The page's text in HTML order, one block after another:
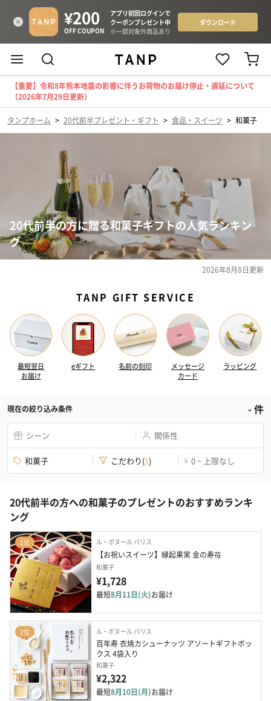
【重要】令和8年熊本地震の影響に伴うお荷物のお届け停止・遅延について
（2026年7月29日更新）
タンプホーム > 20代前半プレゼント・ギフト > 食品・スイーツ > 和菓子
20代前半の方に贈る和菓子ギフトの人気ランキン
グ
2026年8月8日更新
TANP GIFT SERVICE
最短翌日
お届け
eギフト 名前の刻印
メッセージ
カード
ラッピング
現在の絞り込み条件 -件
シーン 関係性
和菓子 こだわり(1) ¥ 0 ~ 上限なし
20代前半の方への和菓子のプレゼントのおすすめランキ
ング
1位 ル・ボヌール パリス
【お祝いスイーツ】縁起果実 金の寿苺
和菓子
¥1,728
最短8月11日(火)お届け
2位 ル・ボヌール パリス
百年寿 衣焼カシューナッツ アソートギフトボッ
クス 4袋入り
和菓子
¥2,322
最短8月10日(月)お届け